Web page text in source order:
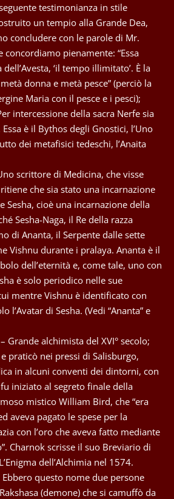
testimonianza in stile
un tempio alla Grande Dea,
concludere con le parole di Mr.
concordiamo pienamente: “Essa
‘il tempo illimitato’. È la
donna e metà pesce” (perciò la
Maria con il pesce e i pesci);
intercessione della sacra Nerfe sia
è il Bythos degli Gnostici, l’Uno
dei metafisici tedeschi, l’Anaita
scrittore di Medicina, che visse
ritiene che sia stato una incarnazione
Sesha, cioè una incarnazione della
Sesha-Naga, il Re della razza
di Ananta, il Serpente dalle sette
Vishnu durante i pralaya. Ananta è il
dell’eternità e, come tale, uno con
è solo periodico nelle sue
mentre Vishnu è identificato con
l’Avatar di Sesha. (Vedi “Ananta” e
– Grande alchimista del XVI° secolo;
praticò nei pressi di Salisburgo,
in alcuni conventi dei dintorni, con
iniziato al segreto finale della
mistico William Bird, che “era
aveva pagato le spese per la
con l’oro che aveva fatto mediante
Charnok scrisse il suo Breviario di
dell’Alchimia nel 1574.
Ebbero questo nome due persone
(demone) che si camuffò da